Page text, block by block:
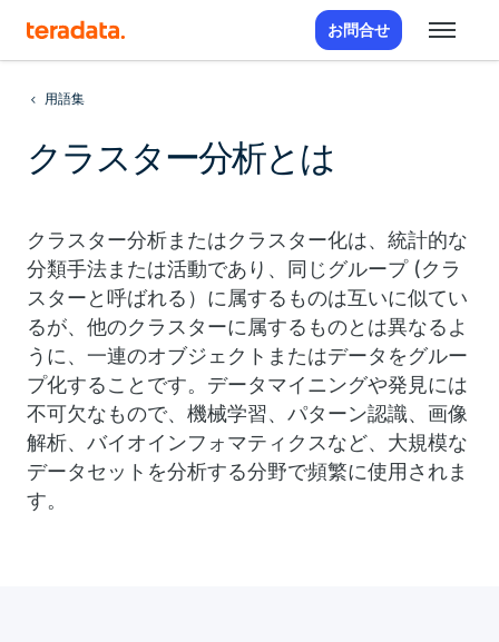
お問合せ
用語集
クラスター分析とは
クラスター分析またはクラスター化は、統計的な
分類手法または活動であり、同じグループ (クラ
スターと呼ばれる）に属するものは互いに似てい
るが、他のクラスターに属するものとは異なるよ
うに、一連のオブジェクトまたはデータをグルー
プ化することです。データマイニングや発見には
不可欠なもので、機械学習、パターン認識、画像
解析、バイオインフォマティクスなど、大規模な
データセットを分析する分野で頻繁に使用されま
す。